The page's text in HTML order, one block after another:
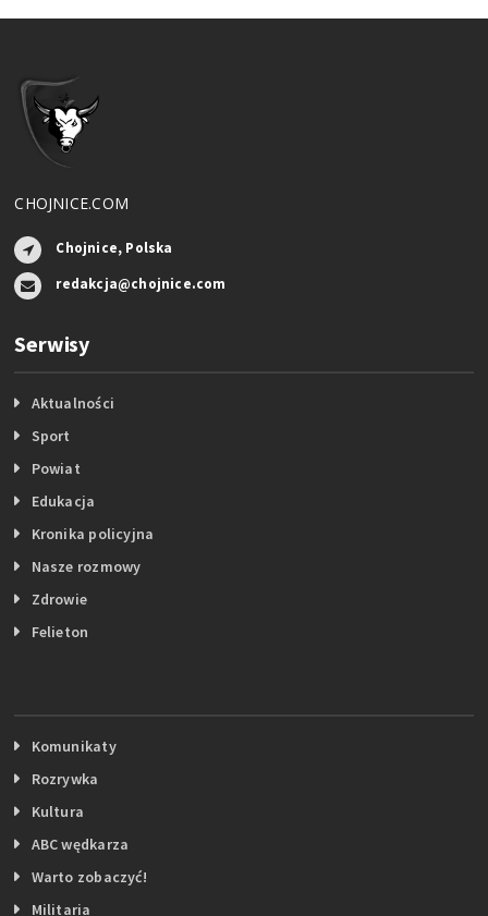
CHOJNICE.COM
Chojnice, Polska
redakcja@chojnice.com
Serwisy
Aktualności
Sport
Powiat
Edukacja
Kronika policyjna
Nasze rozmowy
Zdrowie
Felieton
Komunikaty
Rozrywka
Kultura
ABC wędkarza
Warto zobaczyć!
Militaria